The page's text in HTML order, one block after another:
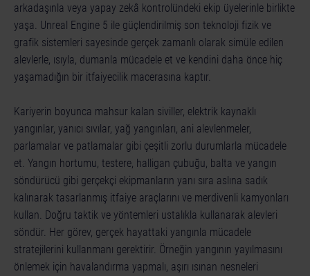
arkadaşınla veya yapay zekâ kontrolündeki ekip üyelerinle birlikte
yaşa. Unreal Engine 5 ile güçlendirilmiş son teknoloji fizik ve
grafik sistemleri sayesinde gerçek zamanlı olarak simüle edilen
alevlerle, ısıyla, dumanla mücadele et ve kendini daha önce hiç
yaşamadığın bir itfaiyecilik macerasına kaptır.
Kariyerin boyunca mahsur kalan siviller, elektrik kaynaklı
yangınlar, yanıcı sıvılar, yağ yangınları, ani alevlenmeler,
parlamalar ve patlamalar gibi çeşitli zorlu durumlarla mücadele
et. Yangın hortumu, testere, halligan çubuğu, balta ve yangın
söndürücü gibi gerçekçi ekipmanların yanı sıra aslına sadık
kalınarak tasarlanmış itfaiye araçlarını ve merdivenli kamyonları
kullan. Doğru taktik ve yöntemleri ustalıkla kullanarak alevleri
söndür. Her görev, gerçek hayattaki yangınla mücadele
stratejilerini kullanmanı gerektirir. Örneğin yangının yayılmasını
önlemek için havalandırma yapmalı, aşırı ısınan nesneleri